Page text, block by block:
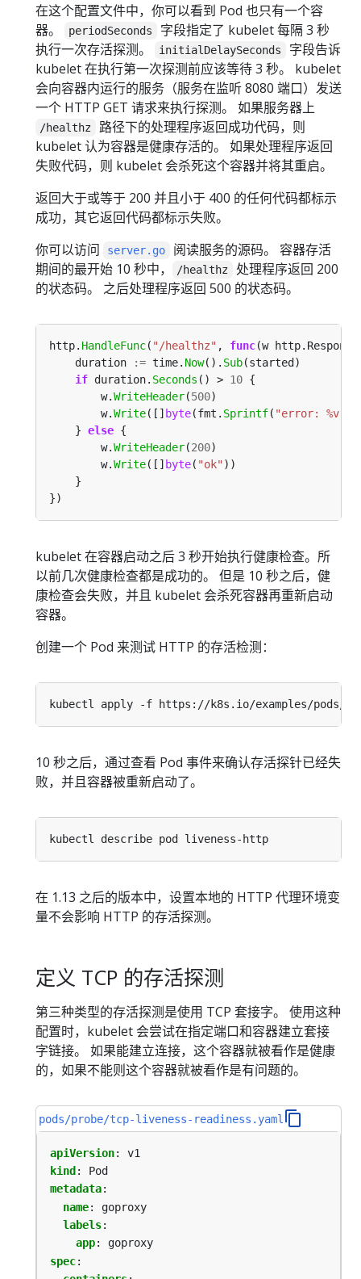
在这个配置文件中，你可以看到 Pod 也只有一个容
器。
periodSeconds
字段指定了 kubelet 每隔 3 秒
执行一次存活探测。
initialDelaySeconds
字段告诉
kubelet 在执行第一次探测前应该等待 3 秒。 kubelet
会向容器内运行的服务（服务在监听 8080 端口）发送
一个 HTTP GET 请求来执行探测。 如果服务器上
/healthz
路径下的处理程序返回成功代码，则
kubelet 认为容器是健康存活的。 如果处理程序返回
失败代码，则 kubelet 会杀死这个容器并将其重启。
返回大于或等于 200 并且小于 400 的任何代码都标示
成功，其它返回代码都标示失败。
你可以访问
server.go
阅读服务的源码。 容器存活
期间的最开始 10 秒中，
/healthz
处理程序返回 200
的状态码。 之后处理程序返回 500 的状态码。
http. HandleFunc( "/healthz" , func(w
    duration
:= time. Now(). Sub
if duration. Seconds () > 10
        w.
WriteHeader(500
        w.
Write([] byte(fmt. Sprintf( "error: %v"
    }
else
        w.
WriteHeader(200
        w.
Write([] byte( "ok"
kubelet 在容器启动之后 3 秒开始执行健康检查。所
以前几次健康检查都是成功的。 但是 10 秒之后，健
康检查会失败，并且 kubelet 会杀死容器再重新启动
容器。
创建一个 Pod 来测试 HTTP 的存活检测：
10 秒之后，通过查看 Pod 事件来确认存活探针已经失
败，并且容器被重新启动了。
在 1.13 之后的版本中，设置本地的 HTTP 代理环境变
量不会影响 HTTP 的存活探测。
定义 TCP 的存活探测
第三种类型的存活探测是使用 TCP 套接字。 使用这种
配置时，kubelet 会尝试在指定端口和容器建立套接
字链接。 如果能建立连接，这个容器就被看作是健康
的，如果不能则这个容器就被看作是有问题的。
pods/probe/tcp-liveness-readiness.yaml
apiVersion:
v1
kind :
Pod
metadata:
name:
goproxy
labels:
app:
goproxy
spec: